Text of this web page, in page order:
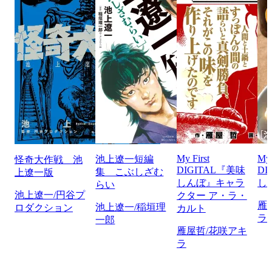
怪奇大作戦 池
上遼一版
池上遼一/円谷プ
ロダクション
池上遼一短編
集 こぶしざむ
らい
池上遼一/稲垣理
一郎
My First
DIGITAL『美味
しんぼ』キャラ
クター ア・ラ・
カルト
雁屋哲/花咲アキ
ラ
My
し
雁
ラ